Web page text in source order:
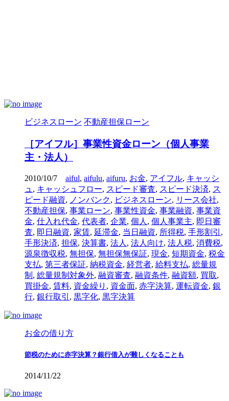
ビジネスローン 不動産担保ローン
［アイフル］事業性資金ローン（個人事業
主・法人）
2010/10/7 aiful, aifulu, aifuru, お金, アイフル, キャッシ
ュ , キャッシュフロー, スピード審査, スピード決済, ス
ピード融資, ノンバンク, ビジネスローン, リース会社,
不動産担保, 事業ローン, 事業性資金, 事業融資, 事業資
金, 仕入れ代金, 代表者, 企業, 個人 , 個人事業主, 即日審
査, 即日融資, 家賃, 延滞金, 当日融資, 所得税, 手形割引 ,
手形決済, 担保, 決算書, 法人 , 法人向け, 法人税, 消費税,
源泉徴収税, 無担保, 無担保無保証, 現金, 短期資金, 税金
支払, 第三者保証, 納税資金, 経営者, 給料支払, 総量規
制 , 総量規制対象外, 融資審査, 融資条件, 融資額, 買取,
買掛金, 賃料, 資金繰り , 資金面, 赤字決算, 運転資金, 銀
行, 銀行取引 , 黒字化, 黒字決算
お金の借り方
節税のために赤字決算？銀行借入が難しくなることも
2014/11/22